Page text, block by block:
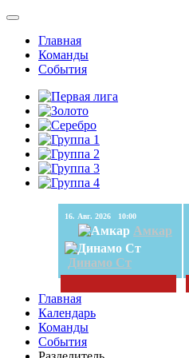
Главная
Команды
События
16. Авг. 2026 10:00
Амкар
Динамо Ст
Главная
Календарь
Команды
События